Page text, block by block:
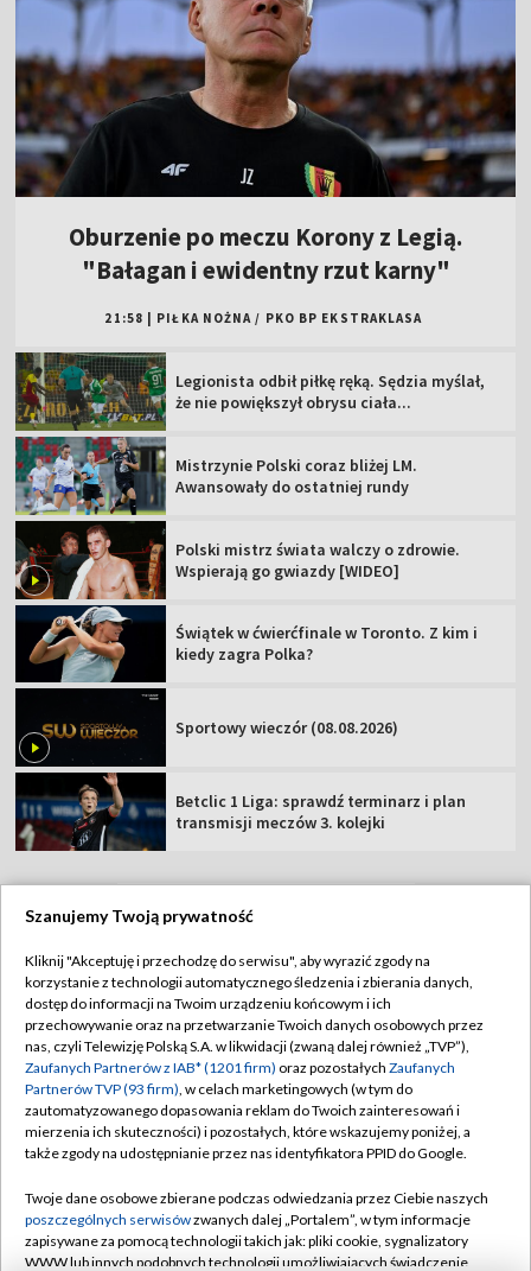
Oburzenie po meczu Korony z Legią.
"Bałagan i ewidentny rzut karny"
21:58 PIŁKA NOŻNA / PKO BP EKSTRAKLASA
Legionista odbił piłkę ręką. Sędzia myślał,
że nie powiększył obrysu ciała...
Mistrzynie Polski coraz bliżej LM.
Awansowały do ostatniej rundy
Polski mistrz świata walczy o zdrowie.
Wspierają go gwiazdy [WIDEO]
Świątek w ćwierćfinale w Toronto. Z kim i
kiedy zagra Polka?
Sportowy wieczór (08.08.2026)
Betclic 1 Liga: sprawdź terminarz i plan
transmisji meczów 3. kolejki
Abonament TVP
Sklep TVP
Biuro Reklamy
Oferta Handlowa
Telegazeta ogłoszenia
Rada Programowa
Ogłoszenia przetargowe
Regulamin TVP
Polityka prywatności
Moje zgody
Biuro reklamy
Kontakt
Kanały
Szanujemy Twoją prywatność
Kliknij "Akceptuję i przechodzę do serwisu", aby wyrazić zgody na
korzystanie z technologii automatycznego śledzenia i zbierania danych,
dostęp do informacji na Twoim urządzeniu końcowym i ich
przechowywanie oraz na przetwarzanie Twoich danych osobowych przez
nas, czyli Telewizję Polską S.A. w likwidacji (zwaną dalej również „TVP”),
Zaufanych Partnerów z IAB* (1201 firm) oraz pozostałych Zaufanych
Partnerów TVP (93 firm), w celach marketingowych (w tym do
zautomatyzowanego dopasowania reklam do Twoich zainteresowań i
mierzenia ich skuteczności) i pozostałych, które wskazujemy poniżej, a
także zgody na udostępnianie przez nas identyfikatora PPID do Google.
Twoje dane osobowe zbierane podczas odwiedzania przez Ciebie naszych
poszczególnych serwisówzwanych dalej „Portalem”, w tym informacje
zapisywane za pomocą technologii takich jak: pliki cookie, sygnalizatory
WWW lub innych podobnych technologii umożliwiających świadczenie